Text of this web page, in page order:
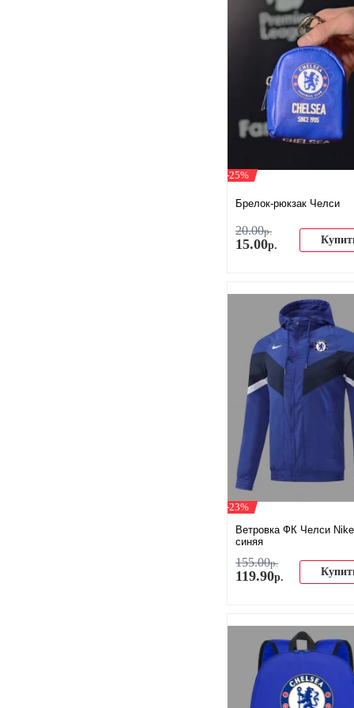
-25%
Брелок-рюкзак Челси
20.00р.
15.00р.
-23%
Ветровка ФК Челси Nike
синяя
155.00р.
119.90р.